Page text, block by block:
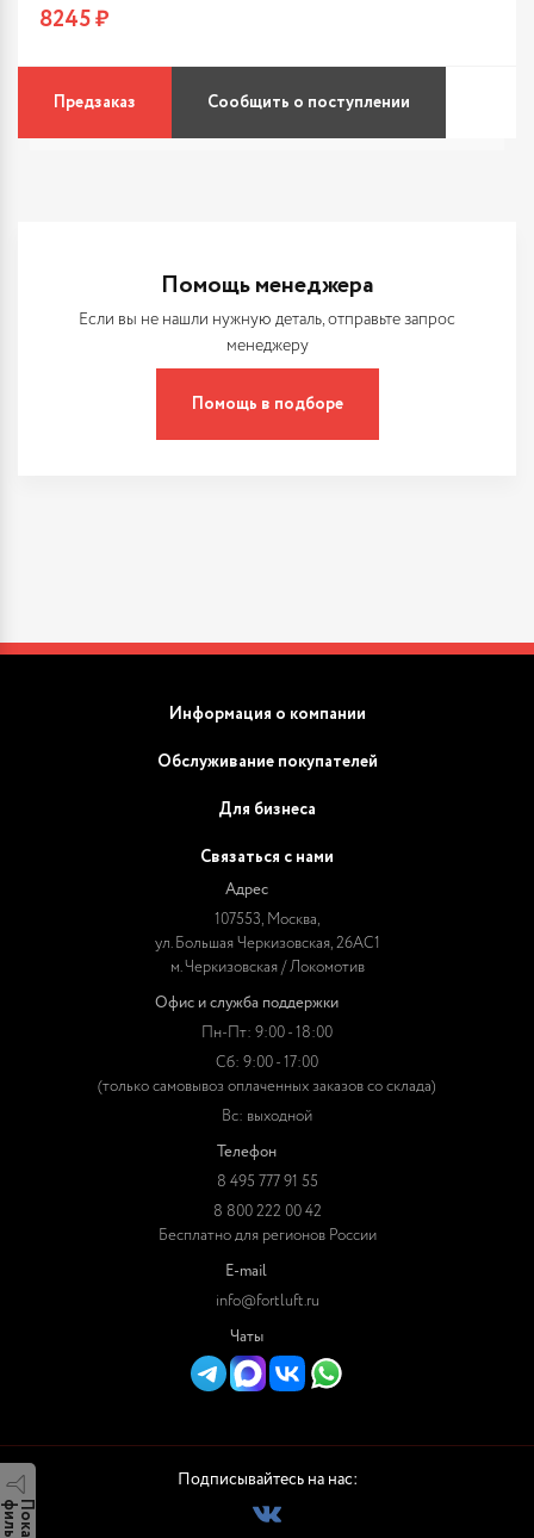
8245 ₽
Предзаказ Сообщить о поступлении
Помощь менеджера
Если вы не нашли нужную деталь, отправьте запрос
менеджеру
Помощь в подборе
Информация о компании
Обслуживание покупателей
Для бизнеса
Связаться с нами
Адрес
107553, Москва,
ул. Большая Черкизовская, 26АС1
м. Черкизовская / Локомотив
Офис и служба поддержки
Пн-Пт: 9:00 - 18:00
Сб: 9:00 - 17:00
(только самовывоз оплаченных заказов со склада)
Вс: выходной
Телефон
8 495 777 91 55
8 800 222 00 42
Бесплатно для регионов России
E-mail
info@fortluft.ru
Чаты
Подписывайтесь на нас: